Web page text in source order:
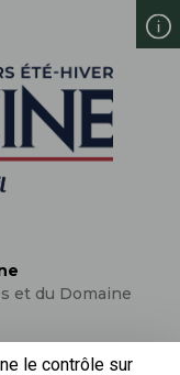
et du Domaine
le contrôle sur